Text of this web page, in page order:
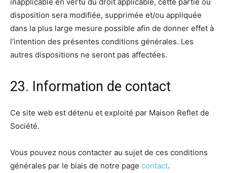
disposition sera modifiée, supprimée et/ou appliquée
dans la plus large mesure possible afin de donner effet à
l’intention des présentes conditions générales. Les
autres dispositions ne seront pas affectées.
23. Information de contact
Ce site web est détenu et exploité par Maison Reflet de
Société.
Vous pouvez nous contacter au sujet de ces conditions
générales par le biais de notre page contact.